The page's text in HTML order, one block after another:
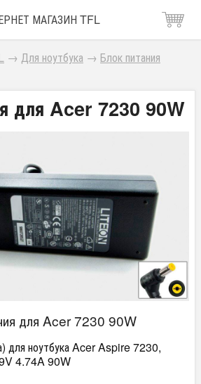
МАГАЗИН TFL
→ Для ноутбука → Блок питания
для Acer 7230 90W
для Acer 7230 90W
для ноутбука Acer Aspire 7230,
4.74A 90W